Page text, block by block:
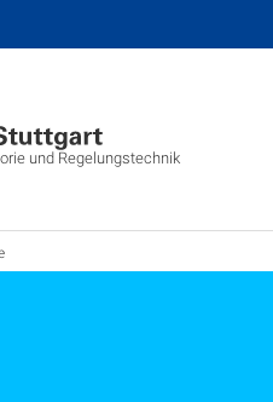
und Regelungstechnik